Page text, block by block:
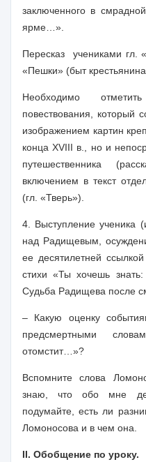
заключенного в
ярме…».
Пересказ учениками гл.
«Пешки» (быт
Необходимо
повествования, который
изображением картин
конца XVIII в., но и
путешественника
включением в текст
(гл. «Тверь»).
4. Выступление ученика
над Радищевым,
ее десятилетней
стихи «Ты хочешь
Судьба Радищева после
– Какую оценку
предсмертными
отомстит…»?
Вспомните слова
знаю, что обо мне
подумайте, есть ли
Ломоносова и в чем она.
II. Обобщение по уроку.